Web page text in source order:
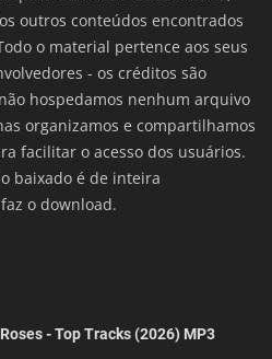
outros conteúdos encontrados
o material pertence aos seus
- os créditos são
hospedamos nenhum arquivo
organizamos e compartilhamos
facilitar o acesso dos usuários.
baixado é de inteira
o download.
- Top Tracks (2026) MP3